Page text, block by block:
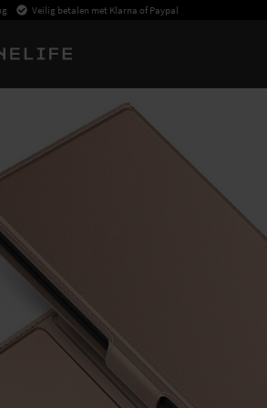
Veilig betalen met Klarna of Paypal